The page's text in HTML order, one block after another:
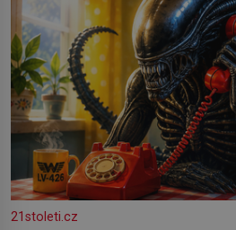
21stoleti.cz